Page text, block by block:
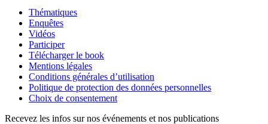
Thématiques
Enquêtes
Vidéos
Participer
Télécharger le book
Mentions légales
Conditions générales d’utilisation
Politique de protection des données personnelles
Choix de consentement
Recevez les infos sur nos événements et nos publications